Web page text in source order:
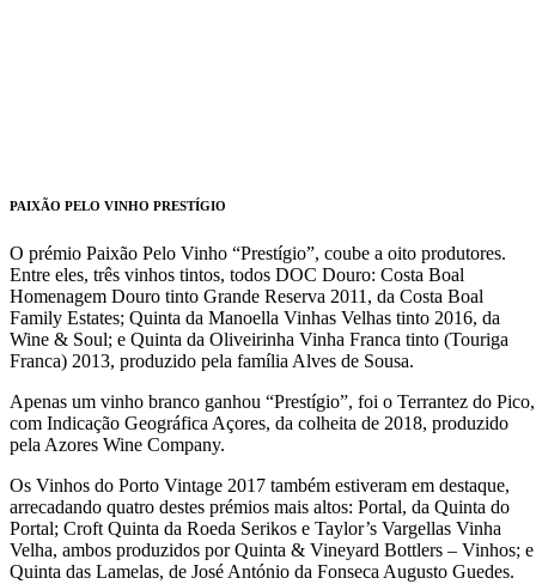
PAIXÃO PELO VINHO PRESTÍGIO
O prémio Paixão Pelo Vinho “Prestígio”, coube a oito produtores.
Entre eles, três vinhos tintos, todos DOC Douro: Costa Boal
Homenagem Douro tinto Grande Reserva 2011, da Costa Boal
Family Estates; Quinta da Manoella Vinhas Velhas tinto 2016, da
Wine & Soul; e Quinta da Oliveirinha Vinha Franca tinto (Touriga
Franca) 2013, produzido pela família Alves de Sousa.
Apenas um vinho branco ganhou “Prestígio”, foi o Terrantez do Pico,
com Indicação Geográfica Açores, da colheita de 2018, produzido
pela Azores Wine Company.
Os Vinhos do Porto Vintage 2017 também estiveram em destaque,
arrecadando quatro destes prémios mais altos: Portal, da Quinta do
Portal; Croft Quinta da Roeda Serikos e Taylor’s Vargellas Vinha
Velha, ambos produzidos por Quinta & Vineyard Bottlers – Vinhos; e
Quinta das Lamelas, de José António da Fonseca Augusto Guedes.